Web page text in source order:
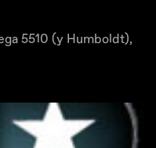
5510 (y Humboldt),